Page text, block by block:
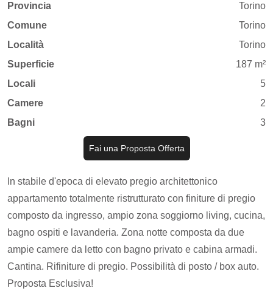
Provincia
Torino
Comune
Torino
Località
Torino
Superficie
187 m²
Locali
5
Camere
2
Bagni
3
Fai una Proposta Offerta
In stabile d'epoca di elevato pregio architettonico
appartamento totalmente ristrutturato con finiture di pregio
composto da ingresso, ampio zona soggiorno living, cucina,
bagno ospiti e lavanderia. Zona notte composta da due
ampie camere da letto con bagno privato e cabina armadi.
Cantina. Rifiniture di pregio. Possibilità di posto / box auto.
Proposta Esclusiva!